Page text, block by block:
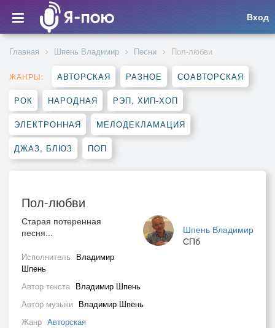
Вход
Главная Шпень Владимир Песни Пол-любви
ЖАНРЫ: АВТОРСКАЯ РАЗНОЕ СОАВТОРСКАЯ
РОК НАРОДНАЯ РЭП, ХИП-ХОП
ЭЛЕКТРОННАЯ МЕЛОДЕКЛАМАЦИЯ
ДЖАЗ, БЛЮЗ ПОП
Пол-любви
Шпень Владимир
СПб
Старая потеренная
песня...
Исполнитель Владимир
Шпень
Автор текста Владимир Шпень
Автор музыки Владимир Шпень
Жанр Авторская